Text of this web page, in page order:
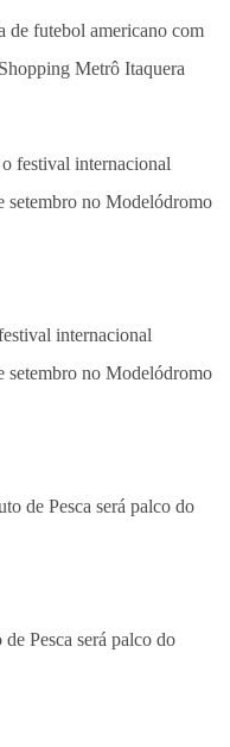
de futebol americano com
Metrô Itaquera
internacional
setembro no Modelódromo
Pesca será palco do